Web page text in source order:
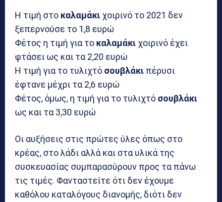
Η τιμή στο καλαμάκι χοιρινό το 2021 δεν
ξεπερνούσε το 1,8 ευρώ
Φέτος η τιμή για το καλαμάκι χοιρινό έχει
φτάσει ως και τα 2,20 ευρώ
Η τιμή για το τυλιχτό σουβλάκι πέρυσι
έφτανε μέχρι τα 2,6 ευρώ
Φέτος, όμως, η τιμή για το τυλιχτό σουβλάκι
ως και τα 3,30 ευρώ
Οι αυξήσεις στις πρώτες ύλες όπως στο
κρέας, στο λάδι αλλά και στα υλικά της
συσκευασίας συμπαρασύρουν προς τα πάνω
τις τιμές. Φανταστείτε ότι δεν έχουμε
καθόλου καταλόγους διανομής, διότι δεν